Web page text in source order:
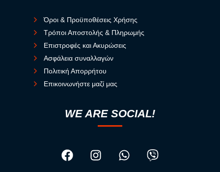
Όροι & Προϋποθέσεις Χρήσης
Τρόποι Αποστολής & Πληρωμής
Επιστροφές και Ακυρώσεις
Ασφάλεια συναλλαγών
Πολιτική Απορρήτου
Επικοινωνήστε μαζί μας
WE ARE SOCIAL!